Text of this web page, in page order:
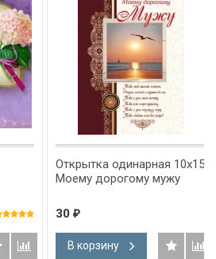
Открытка одинарная 10x15:
Моему дорогому мужу
30 ₽
В корзину